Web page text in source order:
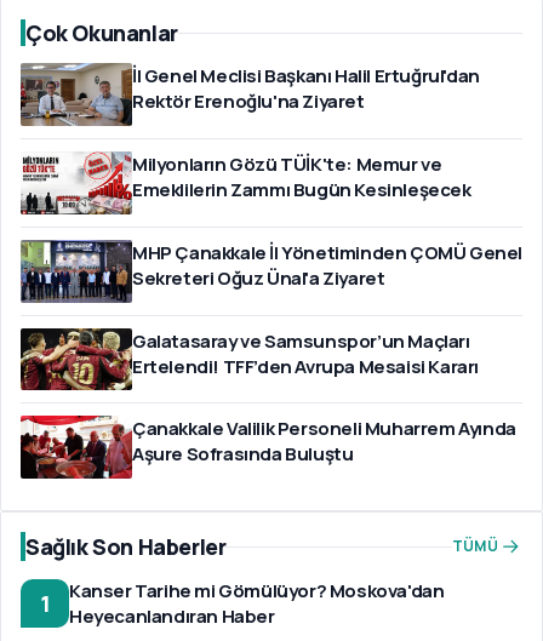
Çok Okunanlar
İl Genel Meclisi Başkanı Halil Ertuğrul'dan
Rektör Erenoğlu'na Ziyaret
Milyonların Gözü TÜİK'te: Memur ve
Emeklilerin Zammı Bugün Kesinleşecek
MHP Çanakkale İl Yönetiminden ÇOMÜ Genel
Sekreteri Oğuz Ünal'a Ziyaret
Galatasaray ve Samsunspor’un Maçları
Ertelendi! TFF’den Avrupa Mesaisi Kararı
Çanakkale Valilik Personeli Muharrem Ayında
Aşure Sofrasında Buluştu
Sağlık Son Haberler TÜMÜ
1
Kanser Tarihe mi Gömülüyor? Moskova'dan
Heyecanlandıran Haber